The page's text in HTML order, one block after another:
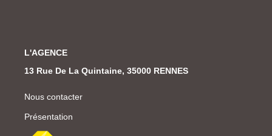
L'AGENCE
13 Rue De La Quintaine, 35000 RENNES
Nous contacter
Présentation